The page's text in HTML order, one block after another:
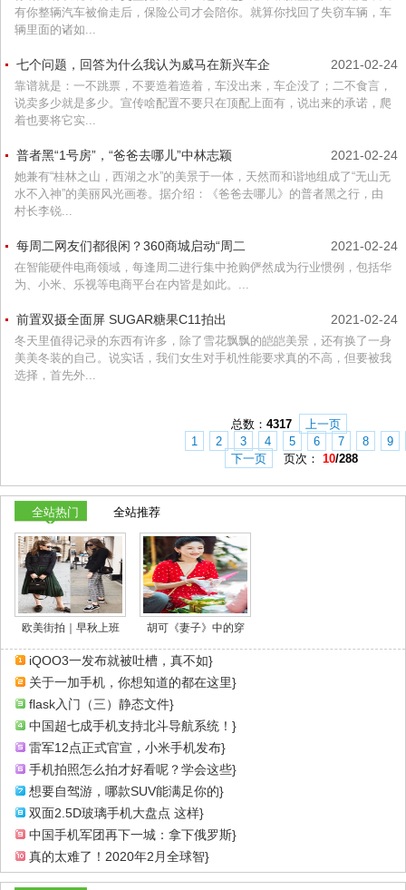
有你整辆汽车被偷走后，保险公司才会陪你。就算你找回了失窃车辆，车
辆里面的诸如...
2021-02-24
七个问题，回答为什么我认为威马在新兴车企
靠谱就是：一不跳票，不要造着造着，车没出来，车企没了；二不食言，
说卖多少就是多少。宣传啥配置不要只在顶配上面有，说出来的承诺，爬
着也要将它实...
2021-02-24
普者黑“1号房”，“爸爸去哪儿”中林志颖
她兼有“桂林之山，西湖之水”的美景于一体，天然而和谐地组成了“无山无
水不入神”的美丽风光画卷。据介绍：《爸爸去哪儿》的普者黑之行，由
村长李锐...
2021-02-24
每周二网友们都很闲？360商城启动“周二
在智能硬件电商领域，每逢周二进行集中抢购俨然成为行业惯例，包括华
为、小米、乐视等电商平台在内皆是如此。...
2021-02-24
前置双摄全面屏 SUGAR糖果C11拍出
冬天里值得记录的东西有许多，除了雪花飘飘的皑皑美景，还有换了一身
美美冬装的自己。说实话，我们女生对手机性能要求真的不高，但要被我
选择，首先外...
总数： 4317
上一页
1
2 3 4 5 6 7 8
9
下一页
页次： 10/288
全站热门 全站推荐
欧美街拍｜早秋上班 胡可《妻子》中的穿
iQOO3一发布就被吐槽，真不如}
关于一加手机，你想知道的都在这里}
flask入门（三）静态文件}
中国超七成手机支持北斗导航系统！}
雷军12点正式官宣，小米手机发布}
手机拍照怎么拍才好看呢？学会这些}
想要自驾游，哪款SUV能满足你的}
双面2.5D玻璃手机大盘点 这样}
中国手机军团再下一城：拿下俄罗斯}
真的太难了！2020年2月全球智}